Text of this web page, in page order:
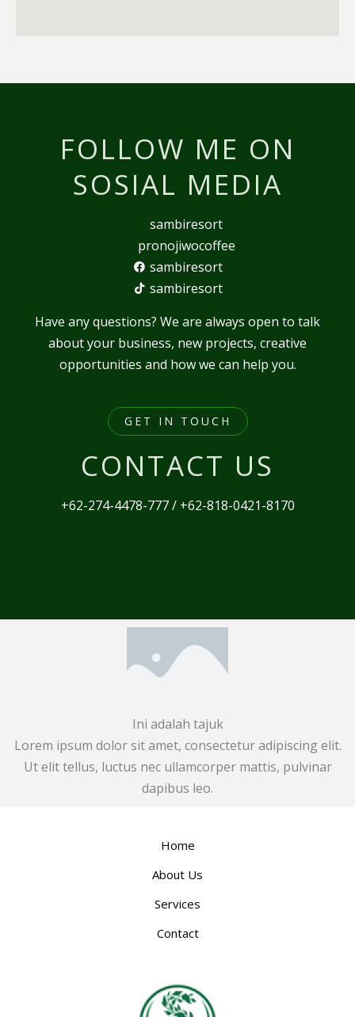
FOLLOW ME ON
SOSIAL MEDIA
sambiresort
pronojiwocoffee
sambiresort
sambiresort
Have any questions? We are always open to talk
about your business, new projects, creative
opportunities and how we can help you.
GET IN TOUCH
CONTACT US
+62-274-4478-777 / +62-818-0421-8170
Ini adalah tajuk
Lorem ipsum dolor sit amet, consectetur adipiscing elit.
Ut elit tellus, luctus nec ullamcorper mattis, pulvinar
dapibus leo.
Home
About Us
Services
Contact